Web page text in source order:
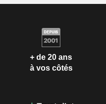
+ de 20 ans
à vos côtés